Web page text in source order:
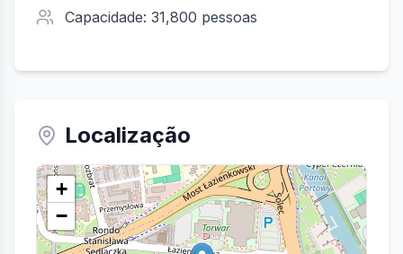
Capacidade: 31,800 pessoas
Localização
+
−